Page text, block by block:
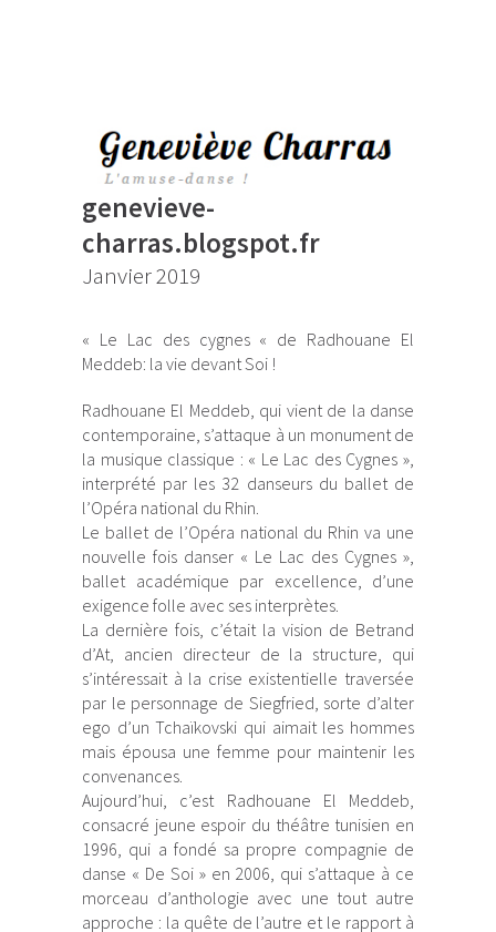
genevieve-
charras.blogspot.fr
Janvier 2019
« Le Lac des cygnes « de Radhouane El
Meddeb: la vie devant Soi !
Radhouane El Meddeb, qui vient de la danse
contemporaine, s’attaque à un monument de
la musique classique : « Le Lac des Cygnes »,
interprété par les 32 danseurs du ballet de
l’Opéra national du Rhin.
Le ballet de l’Opéra national du Rhin va une
nouvelle fois danser « Le Lac des Cygnes »,
ballet académique par excellence, d’une
exigence folle avec ses interprètes.
La dernière fois, c’était la vision de Betrand
d’At, ancien directeur de la structure, qui
s’intéressait à la crise existentielle traversée
par le personnage de Siegfried, sorte d’alter
ego d’un Tchaïkovski qui aimait les hommes
mais épousa une femme pour maintenir les
convenances.
Aujourd’hui, c’est Radhouane El Meddeb,
consacré jeune espoir du théâtre tunisien en
1996, qui a fondé sa propre compagnie de
danse « De Soi » en 2006, qui s’attaque à ce
morceau d’anthologie avec une tout autre
approche : la quête de l’autre et le rapport à